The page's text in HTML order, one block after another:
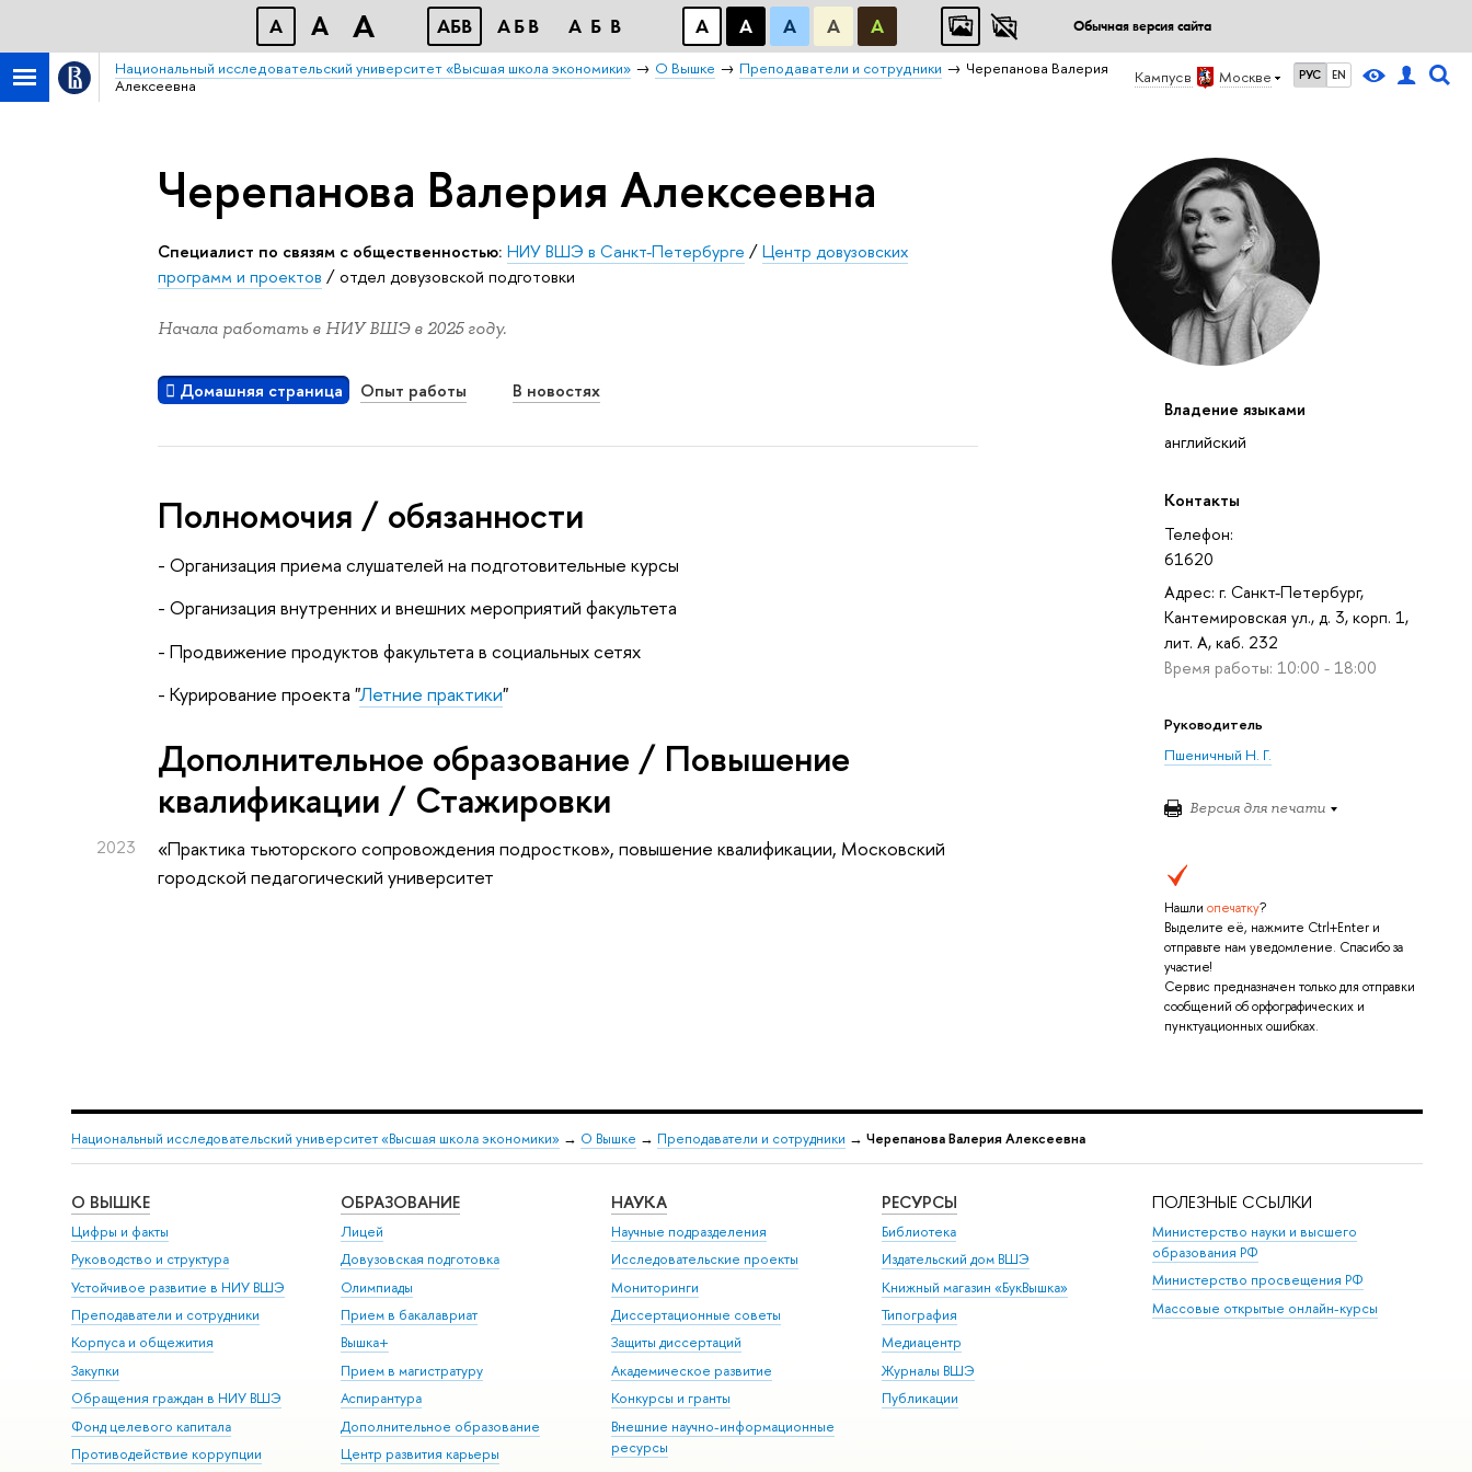
A A A АБB АБB АБB А А А А А Обычная версия сайта
Кампус в Москве РУС EN
Национальный исследовательский университет «Высшая школа экономики» О Вышке Преподаватели и сотрудники
Черепанова Валерия
Алексеевна
Владение языками
английский
Контакты
Телефон:
61620
Адрес: г. Санкт-Петербург,
Кантемировская ул., д. 3, корп. 1,
лит. А, каб. 232
Время работы: 10:00 - 18:00
Руководитель
Пшеничный Н. Г.
Версия для печати
Нашли опечатку?
Выделите её, нажмите Ctrl+Enter и
отправьте нам уведомление. Спасибо за
участие!
Сервис предназначен только для отправки
сообщений об орфографических и
пунктуационных ошибках.
Черепанова Валерия Алексеевна
Специалист по связям с общественностью: НИУ ВШЭ в Санкт-Петербурге /Центр довузовских
программ и проектов /отдел довузовской подготовки
Начала работать в НИУ ВШЭ в 2025 году.
Домашняя страница Опыт работы В новостях
Полномочия / обязанности
- Организация приема слушателей на подготовительные курсы
- Организация внутренних и внешних мероприятий факультета
- Продвижение продуктов факультета в социальных сетях
- Курирование проекта "Летние практики"
Дополнительное образование / Повышение
квалификации / Стажировки
2023 «Практика тьюторского сопровождения подростков», повышение квалификации, Московский
городской педагогический университет
Национальный исследовательский университет «Высшая школа экономики» → О Вышке → Преподаватели и сотрудники → Черепанова Валерия Алексеевна
О ВЫШКЕ
Цифры и факты
Руководство и структура
Устойчивое развитие в НИУ ВШЭ
Преподаватели и сотрудники
Корпуса и общежития
Закупки
Обращения граждан в НИУ ВШЭ
Фонд целевого капитала
Противодействие коррупции
ОБРАЗОВАНИЕ
Лицей
Довузовская подготовка
Олимпиады
Прием в бакалавриат
Вышка+
Прием в магистратуру
Аспирантура
Дополнительное образование
Центр развития карьеры
НАУКА
Научные подразделения
Исследовательские проекты
Мониторинги
Диссертационные советы
Защиты диссертаций
Академическое развитие
Конкурсы и гранты
Внешние научно-информационные
ресурсы
РЕСУРСЫ
Библиотека
Издательский дом ВШЭ
Книжный магазин «БукВышка»
Типография
Медиацентр
Журналы ВШЭ
Публикации
ПОЛЕЗНЫЕ ССЫЛКИ
Министерство науки и высшего
образования РФ
Министерство просвещения РФ
Массовые открытые онлайн-курсы